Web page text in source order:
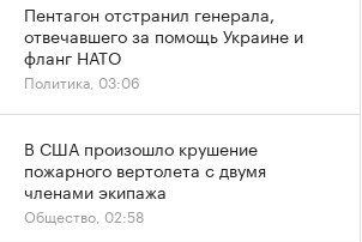
Пентагон отстранил генерала,
отвечавшего за помощь Украине и
фланг НАТО
Политика, 03:06
В США произошло крушение
пожарного вертолета с двумя
членами экипажа
Общество, 02:58